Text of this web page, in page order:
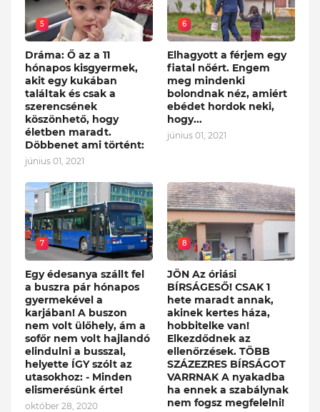
5
Dráma: Ő az a 11
hónapos kisgyermek,
akit egy kukában
találtak és csak a
szerencsének
köszönhető, hogy
életben maradt.
Döbbenet ami történt:
június 01, 2021
6
Elhagyott a férjem egy
fiatal nőért. Engem
meg mindenki
bolondnak néz, amiért
ebédet hordok neki,
hogy...
június 01, 2021
7
Egy édesanya szállt fel
a buszra pár hónapos
gyermekével a
karjában! A buszon
nem volt ülőhely, ám a
sofőr nem volt hajlandó
elindulni a busszal,
helyette ÍGY szólt az
utasokhoz: - Minden
elismerésünk érte!
október 28, 2020
8
JÖN Az óriási
BÍRSÁGESŐ! CSAK 1
hete maradt annak,
akinek kertes háza,
hobbitelke van!
Elkezdődnek az
ellenőrzések. TÖBB
SZÁZEZRES BÍRSÁGOT
VARRNAK A nyakadba
ha ennek a szabálynak
nem fogsz megfelelni!